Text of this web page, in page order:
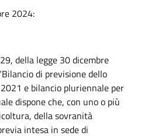
2024:
della legge 30 dicembre
di previsione dello
e bilancio pluriennale per
dispone che, con uno o più
della sovranità
intesa in sede di